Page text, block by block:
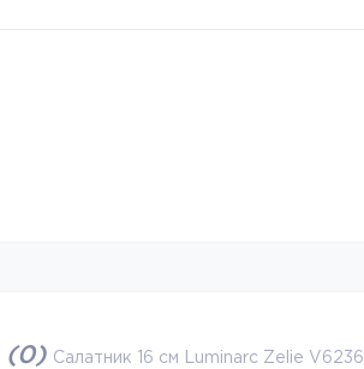
(0) Салатник 16 см Luminarc Zelie V6236